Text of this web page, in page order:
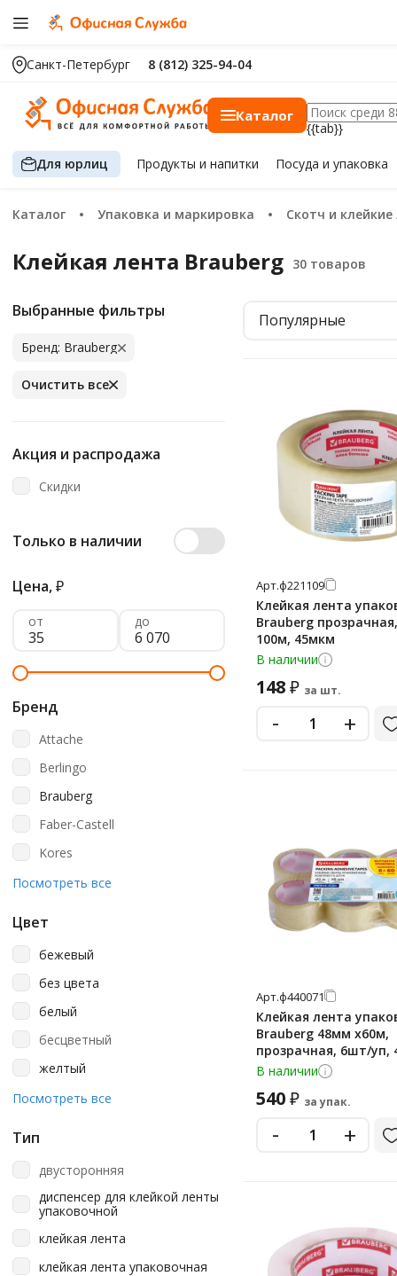
Санкт-Петербург 8 (812) 325-94-04
Каталог
{{tab}}
Для юрлиц Продуктыи напитки Посуда и упаковка
Каталог Упаковка и маркировка Скотч и
Клейкая лента Brauberg
Выбранные фильтры
Бренд: Brauberg
Очистить все
Акция и распродажа
Скидки
Только в наличии
Цена,₽
от до
Бренд
Attache
Berlingo
Brauberg
Faber-Castell
Kores
Officespace
Офисмаг
Посмотреть все
Цвет
бежевый
без цвета
белый
бесцветный
желтый
зеленый
оранжевый
прозрачно-белый
серый
синий
Посмотреть все
Тип
двусторонняя
диспенсер для клейкой ленты
упаковочной
клейкая лента
клейкая лента упаковочная
Популярные
Арт.ф221109
Клейкая лента
Brauberg
100м, 45мкм
В наличии
148₽ за шт.
- +
Арт.ф440071
Клейкая лента
Brauberg 48мм х60м,
прозрачная, 6шт/уп,
В наличии
540₽ за упак.
- +